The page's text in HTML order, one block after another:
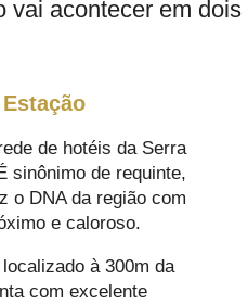
vai acontecer em
de hotéis da Serra
sinônimo de requinte,
o DNA da região com
e caloroso.
à 300m da
com excelente